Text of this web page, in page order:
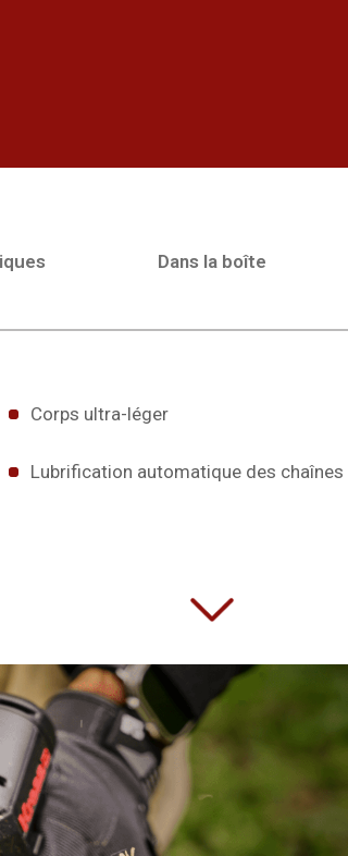
Dans la boîte
Corps ultra-léger
Lubrification automatique des chaînes